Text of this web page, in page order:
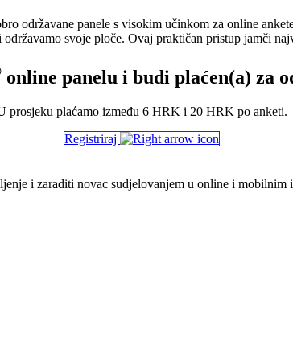
održavane panele s visokim učinkom za online
svoje ploče. Ovaj praktičan pristup jamči
online panelu i budi plaćen(a) za
prosjeku plaćamo između 6 HRK i 20 HRK po anketi.
Registriraj
i zaraditi novac sudjelovanjem u online i mobilnim